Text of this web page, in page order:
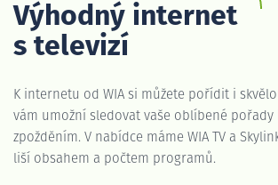
Výhodný internet
s televizí
K internetu od WIA si můžete pořídit i
vám umožní sledovat vaše oblíbené pořady
zpožděním. V nabídce máme WIA TV a
liší obsahem a počtem programů.